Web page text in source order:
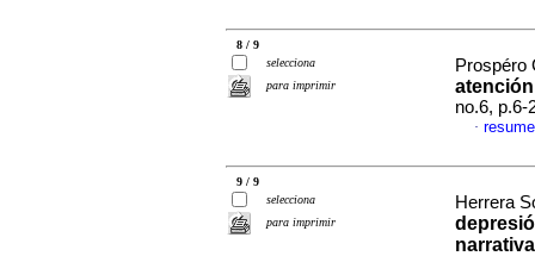
8 / 9
selecciona
para imprimir
Prospéro
no.6, p.6-
·
9 / 9
selecciona
para imprimir
Herrera
narrativa